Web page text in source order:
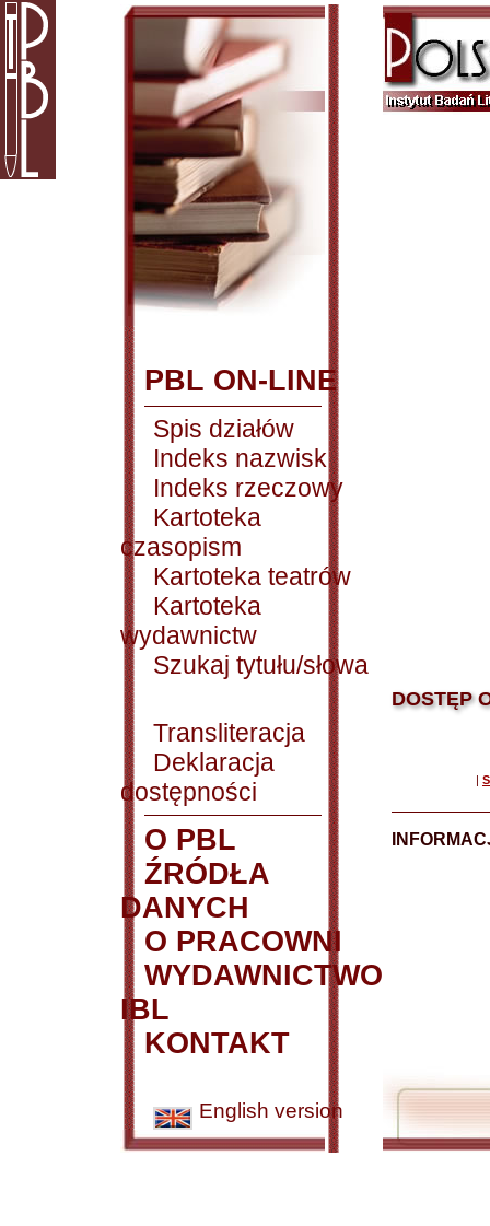
PBL ON-LINE
Spis działów
Indeks nazwisk
Indeks rzeczowy
Kartoteka
czasopism
Kartoteka teatrów
Kartoteka
wydawnictw
Szukaj tytułu/słowa
Transliteracja
Deklaracja
dostępności
O PBL
ŹRÓDŁA
DANYCH
O PRACOWNI
WYDAWNICTWO
IBL
KONTAKT
English version
DOSTĘP
|